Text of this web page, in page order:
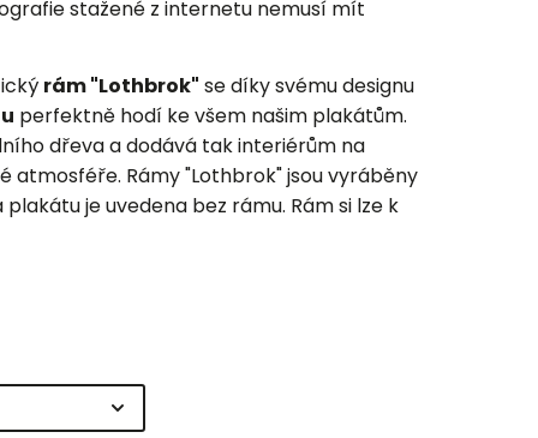
stažené z internetu nemusí mít
rám "Lothbrok" se díky svému designu
perfektně hodí ke všem našim plakátům.
dřeva a dodává tak interiérům na
atmosféře. Rámy "Lothbrok" jsou vyráběny
je uvedena bez rámu. Rám si lze k